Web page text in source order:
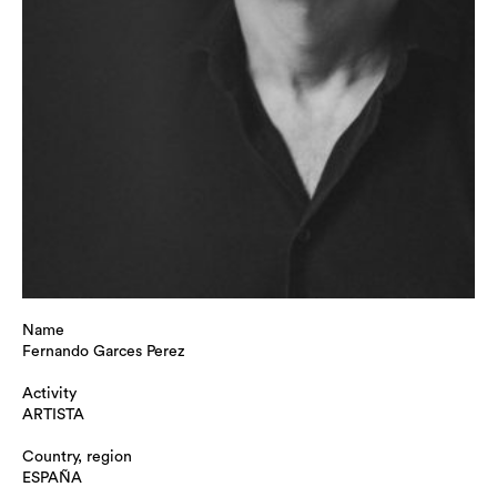
Name
Fernando Garces Perez
Activity
ARTISTA
Country, region
ESPAÑA